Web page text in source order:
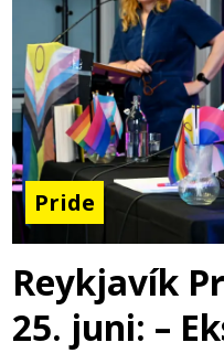
Pride
Reykjavík
25. juni: –